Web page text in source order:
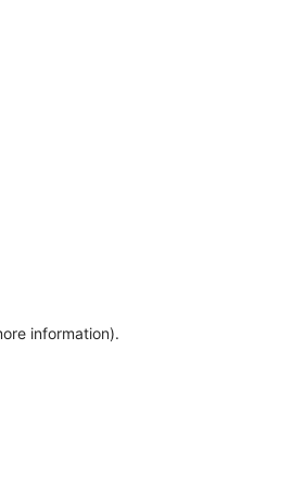
information).